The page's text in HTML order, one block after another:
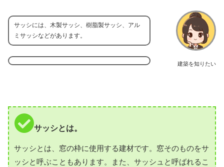
建築を知りたい
サッシには、木製サッシ、樹脂製サッシ、アル
ミサッシなどがあります。
サッシとは。
サッシとは、窓の枠に使用する建材です。窓そのものをサ
ッシと呼ぶこともあります。また、サッシュと呼ばれるこ